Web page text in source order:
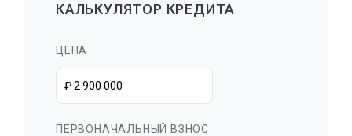
КАЛЬКУЛЯТОР КРЕДИТА
ЦЕНА
ПЕРВОНАЧАЛЬНЫЙ ВЗНОС